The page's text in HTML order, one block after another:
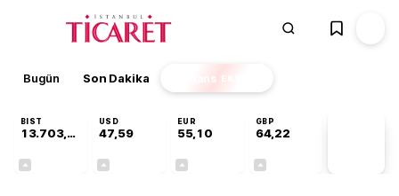
Bugün Son Dakika Finans EKSTRA
BIST
13.703,13
USD
47,59
EUR
55,10
GBP
64,22